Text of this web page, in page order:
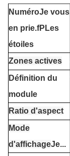
NuméroJe vous
en prie.fP Les
étoiles
Zones actives
Définition du
module
Ratio d'aspect
Mode
d'affichageJe...